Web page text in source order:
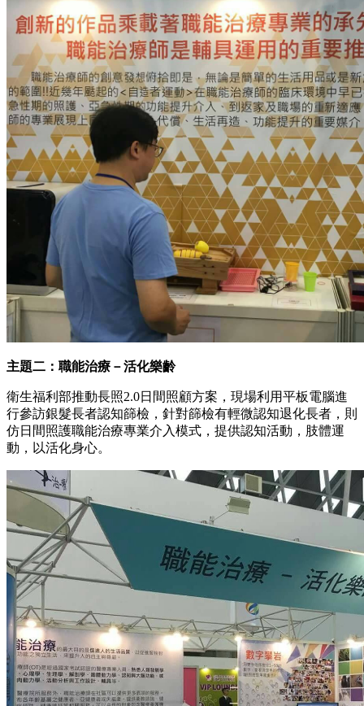
主題二：職能治療－活化樂齡
衛生福利部推動長照2.0日間照顧方案，現場利用平板電腦進
行參訪銀髮長者認知篩檢，針對篩檢有輕微認知退化長者，則
仿日間照護職能治療專業介入模式，提供認知活動，肢體運
動，以活化身心。